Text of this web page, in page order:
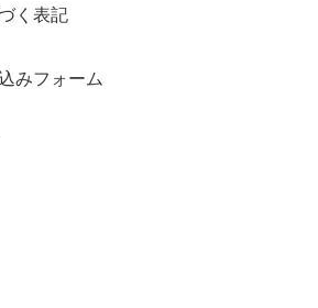
く表記
みフォーム